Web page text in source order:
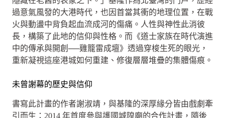
過意氣風發的大港時代，也因首當其衝的地理位置，在戰
火與動盪中背負起血流成河的傷痛。人性與神性此消彼
長，構築了此地的信仰與性格。而《道士家族在時代演進
中的傳承與開創──雞籠雷成壇》透過穿梭生死的眼光，
重新凝視這座港城如何重建、修復層層堆疊的集體傷痕。
未曾謝幕的歷史與信仰
書寫此計畫的作者謝淑靖，與基隆的深厚緣分皆由戲劇牽
引而生：2014 年首度參與護國城隍廟的合作計畫，隨後